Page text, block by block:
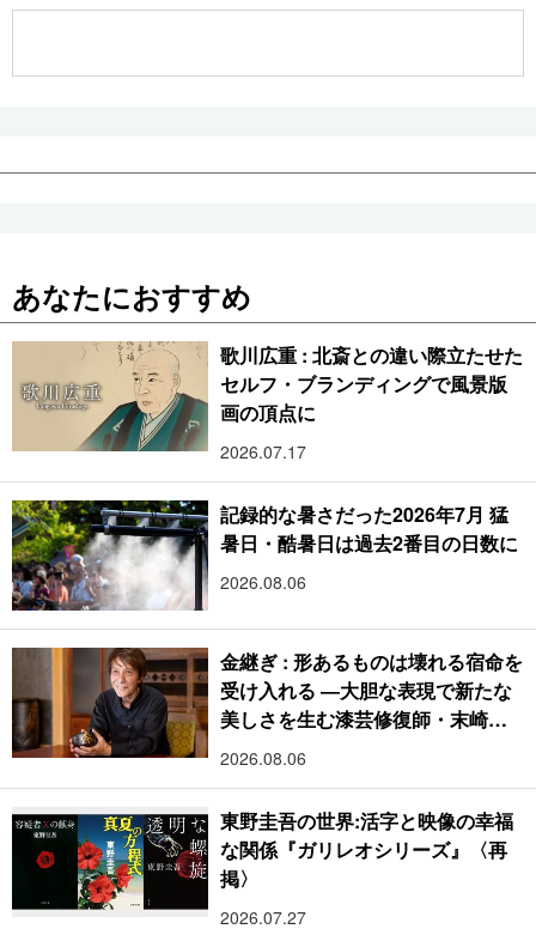
あなたにおすすめ
歌川広重 : 北斎との違い際立たせた
セルフ・ブランディングで風景版
画の頂点に
2026.07.17
記録的な暑さだった2026年7月 猛
暑日・酷暑日は過去2番目の日数に
2026.08.06
金継ぎ : 形あるものは壊れる宿命を
受け入れる ―大胆な表現で新たな
美しさを生む漆芸修復師・末崎広
樹
2026.08.06
東野圭吾の世界:活字と映像の幸福
な関係『ガリレオシリーズ』〈再
掲〉
2026.07.27